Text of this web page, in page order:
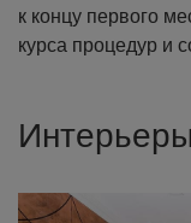
к концу первого
курса процедур и